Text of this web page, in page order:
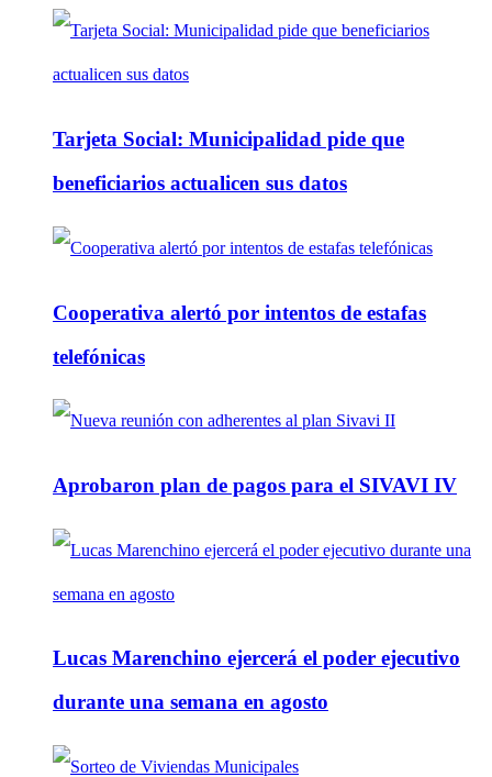
Tarjeta Social: Municipalidad pide que
beneficiarios actualicen sus datos
Cooperativa alertó por intentos de estafas
telefónicas
Aprobaron plan de pagos para el SIVAVI IV
Lucas Marenchino ejercerá el poder ejecutivo
durante una semana en agosto